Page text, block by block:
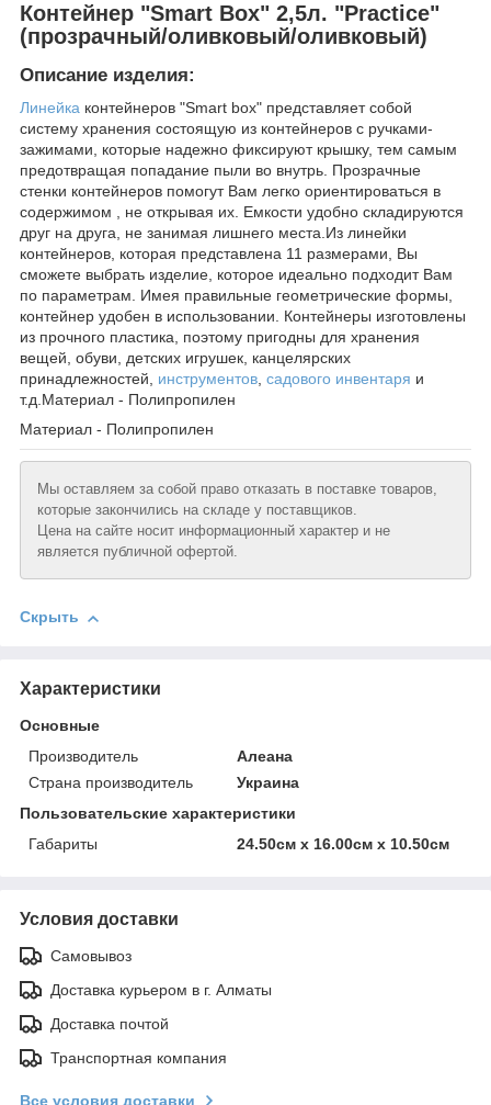
Контейнер "Smart Box" 2,5л. "Practice"
(прозрачный/оливковый/оливковый)
Описание изделия:
Линейка контейнеров "Smart box" представляет собой
систему хранения состоящую из контейнеров с ручками-
зажимами, которые надежно фиксируют крышку, тем самым
предотвращая попадание пыли во внутрь. Прозрачные
стенки контейнеров помогут Вам легко ориентироваться в
содержимом , не открывая их. Емкости удобно складируются
друг на друга, не занимая лишнего места.Из линейки
контейнеров, которая представлена 11 размерами, Вы
сможете выбрать изделие, которое идеально подходит Вам
по параметрам. Имея правильные геометрические формы,
контейнер удобен в использовании. Контейнеры изготовлены
из прочного пластика, поэтому пригодны для хранения
вещей, обуви, детских игрушек, канцелярских
принадлежностей, инструментов, садового инвентаря и
т.д.Материал - Полипропилен
Материал - Полипропилен
Мы оставляем за собой право отказать в поставке товаров,
которые закончились на складе у поставщиков.
Цена на сайте носит информационный характер и не
является публичной офертой.
Скрыть
Характеристики
Основные
Производитель
Алеана
Страна производитель
Украина
Пользовательские характеристики
Габариты
24.50см х 16.00см х 10.50см
Условия доставки
Самовывоз
Доставка курьером в г. Алматы
Доставка почтой
Транспортная компания
Все условия доставки